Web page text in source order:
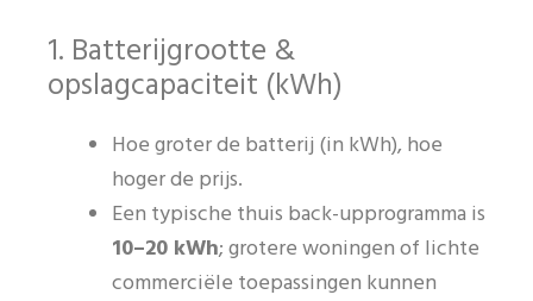
1. Batterijgrootte &
opslagcapaciteit (kWh)
Hoe groter de batterij (in kWh), hoe
hoger de prijs.
Een typische thuis back-upprogramma is
10–20 kWh; grotere woningen of lichte
commerciële toepassingen kunnen